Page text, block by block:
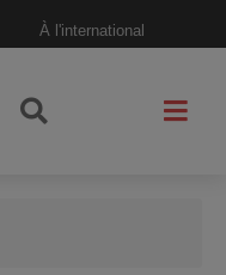
À l'international